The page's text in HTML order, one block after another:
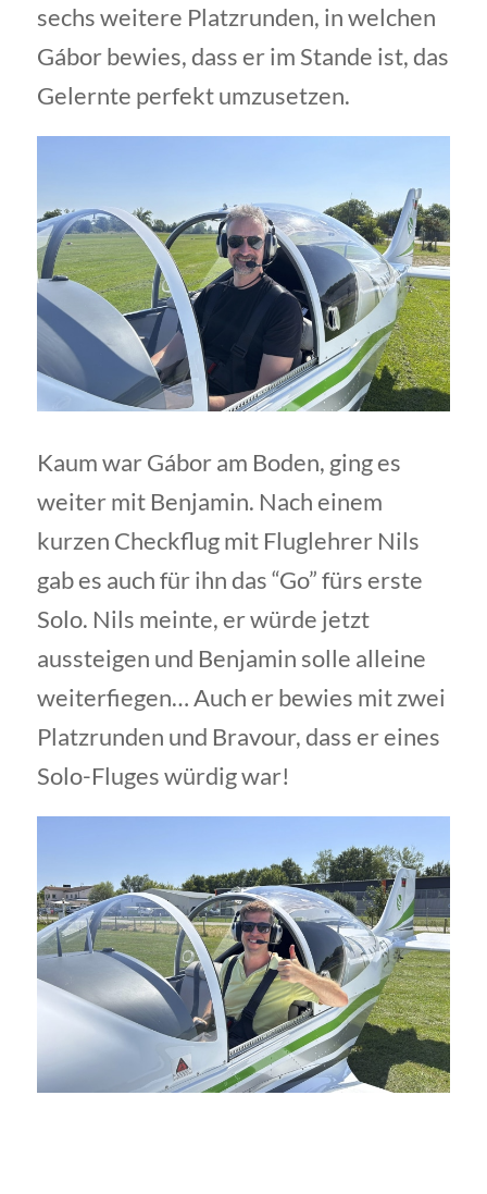
sechs weitere Platzrunden, in welchen
Gábor bewies, dass er im Stande ist, das
Gelernte perfekt umzusetzen.
Kaum war Gábor am Boden, ging es
weiter mit Benjamin. Nach einem
kurzen Checkflug mit Fluglehrer Nils
gab es auch für ihn das “Go” fürs erste
Solo. Nils meinte, er würde jetzt
aussteigen und Benjamin solle alleine
weiterfiegen… Auch er bewies mit zwei
Platzrunden und Bravour, dass er eines
Solo-Fluges würdig war!